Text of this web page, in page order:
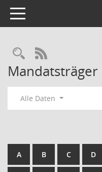
Toggle navigation
RSS-Feed
Mandatsträger
Alle Daten
A B C D